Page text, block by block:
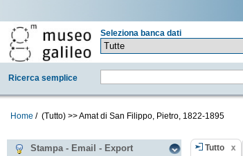
Seleziona banca dati
Ricerca semplice
Home / (Tutto) >>Amat di San Filippo, Pietro, 1822-1895
Stampa - Email - Export Tutto